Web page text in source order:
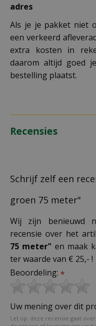
adres
Als je je pakket niet
een verkeerd
extra kosten in
daarom altijd goed
bestelling plaatst.
Recensies
Schrijf zelf een
groen 75 meter"
Wij zijn benieuwd
recensie over het
75 meter" en maak
ter waarde van € 25,- !
Beoordeling: *
Uw mening over dit
Let op: deze recensie gaat